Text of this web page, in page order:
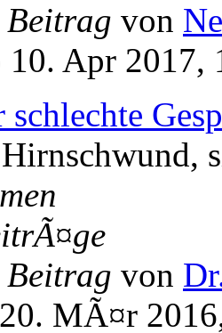
Beitrag von
10. Apr 2017,
Beitrag von
MÃ¤r